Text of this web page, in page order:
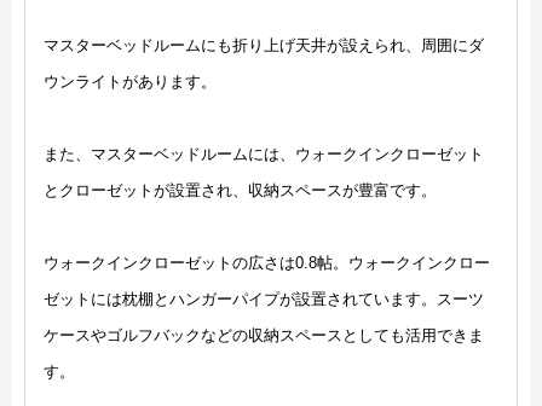
マスターベッドルームにも折り上げ天井が設えられ、周囲にダ
ウンライトがあります。
また、マスターベッドルームには、ウォークインクローゼット
とクローゼットが設置され、収納スペースが豊富です。
ウォークインクローゼットの広さは0.8帖。ウォークインクロー
ゼットには枕棚とハンガーパイプが設置されています。スーツ
ケースやゴルフバックなどの収納スペースとしても活用できま
す。